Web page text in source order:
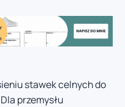
stawek celnych do
przemysłu